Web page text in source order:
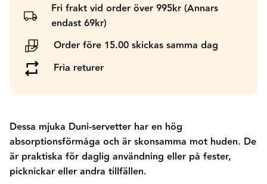
Fri frakt vid order över 995kr (Annars
endast 69kr)
Order före 15.00 skickas samma dag
Fria returer
Dessa mjuka Duni-servetter har en hög
absorptionsförmåga och är skonsamma mot huden. De
är praktiska för daglig användning eller på fester,
picknickar eller andra tillfällen.